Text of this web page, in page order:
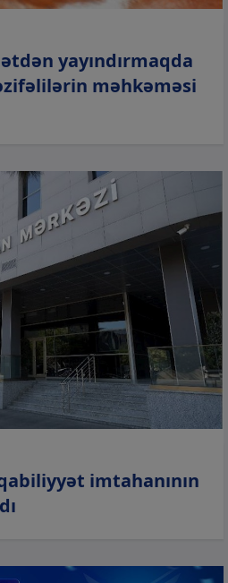
yayındırmaqda
məhkəməsi
imtahanının